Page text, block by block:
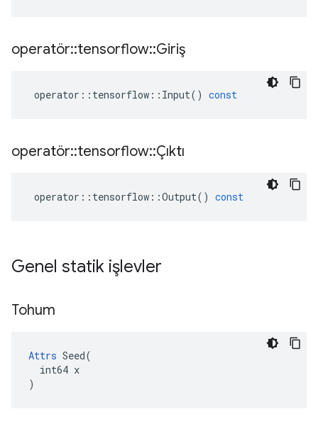
operatör::tensorflow::Giriş
operator :: tensorflow :: Input() const
operatör::tensorflow::Çıktı
operator :: tensorflow ::Output() const
Genel statik işlevler
Tohum
Attrs Seed(
  int64 x
)